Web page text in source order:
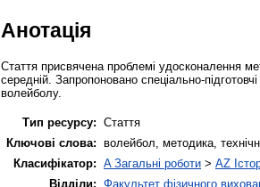
Анотація
Стаття присвячена проблемі удосконалення
середній. Запропоновано спеціально-
волейболу.
Тип ресурсу: Стаття
Ключові слова: волейбол, методика,
Класифікатор: A Загальні роботи > AZ
Відділи: Факультет фізичного